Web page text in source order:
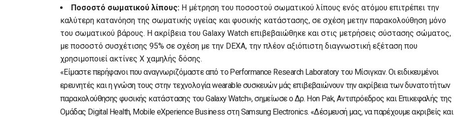
Ποσοστό σωματικού λίπους: Η μέτρηση του ποσοστού σωματικού λίπους ενός ατόμου επιτρέπει την
καλύτερη κατανόηση της σωματικής υγείας και φυσικής κατάστασης, σε σχέση μετην παρακολούθηση μόνο
του σωματικού βάρους. Η ακρίβεια του Galaxy Watch επιβεβαιώθηκε και στις μετρήσεις σύστασης σώματος,
με ποσοστό συσχέτισης 95% σε σχέση με την DEXA, την πλέον αξιόπιστη διαγνωστική εξέταση που
χρησιμοποιεί ακτίνες Χ χαμηλής δόσης.
«Είμαστε περήφανοι που αναγνωριζόμαστε από το Performance Research Laboratory του Μίσιγκαν. Οι ειδικευμένοι
ερευνητές και η γνώση τους στην τεχνολογία wearable συσκευών μάς επιβεβαιώνουν την ακρίβεια των δυνατοτήτων
παρακολούθησης φυσικής κατάστασης του Galaxy Watch», σημείωσε ο Δρ. Hon Pak, Αντιπρόεδρος και Επικεφαλής της
Ομάδας Digital Health, Mobile eXperience Business στη Samsung Electronics. «Δέσμευσή μας, να παρέχουμε ακριβείς και